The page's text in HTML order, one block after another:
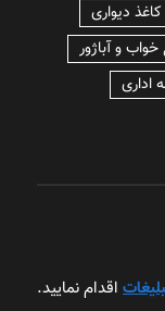
دیواری
و آباژور
اداری
اقدام نمایید.